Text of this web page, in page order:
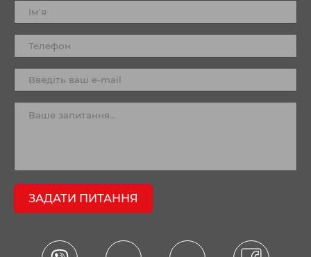
ЗАДАТИ ПИТАННЯ